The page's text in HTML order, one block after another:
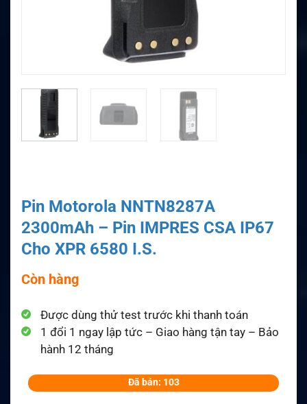
Pin Motorola NNTN8287A
2300mAh – Pin IMPRES CSA IP67
Cho XPR 6580 I.S.
Còn hàng
Được dùng thử test trước khi thanh toán
1 đổi 1 ngay lập tức – Giao hàng tận tay – Bảo
hành 12 tháng
Đã bán: 103